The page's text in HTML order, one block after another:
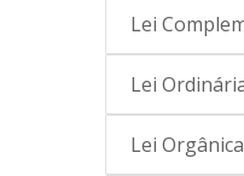
Lei
Lei
Lei Orgânica